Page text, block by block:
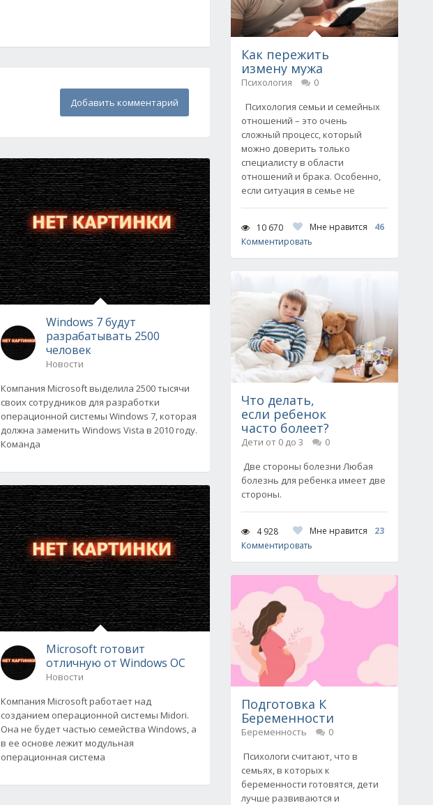
Добавить комментарий
Windows 7 будут
разрабатывать 2500
человек
Новости
Компания Microsoft выделила 2500 тысячи
своих сотрудников для разработки
операционной системы Windows 7, которая
должна заменить Windows Vista в 2010 году.
Команда
Microsoft готовит
отличную от Windows ОС
Новости
Компания Microsoft работает над
созданием операционной системы Midori.
Она не будет частью семейства Windows, а
в ее основе лежит модульная
операционная система
Как пережить
измену мужа
Психология
0
Психология семьи и семейных
отношений – это очень
сложный процесс, который
можно доверить только
специалисту в области
отношений и брака. Особенно,
если ситуация в семье не
10 670 Мне нравится
46
Комментировать
Что делать,
если ребенок
часто болеет?
Дети от 0 до 3
0
Две стороны болезни Любая
болезнь для ребенка имеет две
стороны.
4 928 Мне нравится
23
Комментировать
Подготовка К
Беременности
Беременность
0
Психологи считают, что в
семьях, в которых к
беременности готовятся, дети
лучше развиваются и